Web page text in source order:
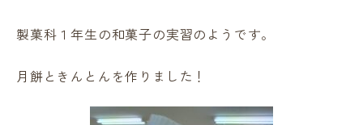
製菓科１年生の和菓子の実習のようです。
月餅ときんとんを作りました！